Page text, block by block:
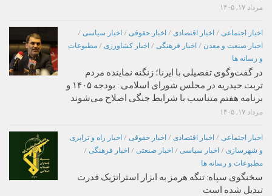
مرداد ۱۷, ۱۴۰۵
اخبار اجتماعی / اخبار اقتصادی / اخبار حقوقی / اخبار سیاسی /
اخبار صنعت و معدن / اخبار فرهنگی / اخبار کشاورزی / مطبوعات
و رسانه ها
در گفت‌وگوی تفصیلی با ایرنا؛ زنگنه نماینده مردم
تربت حیدریه در مجلس شورای اسلامی : بودجه ۱۴۰۵ و
برنامه هفتم متناسب با شرایط جنگی اصلاح می‌شوند
مرداد ۱۷, ۱۴۰۵
اخبار اجتماعی / اخبار اقتصادی / اخبار حقوقی / اخبار راه و ترابری
و شهرسازی / اخبار سیاسی / اخبار صنعتی / اخبار فرهنگی /
مطبوعات و رسانه ها
سخنگوی سپاه: تنگه هرمز به ابزار استراتژیک قدرت
تبدیل شده است